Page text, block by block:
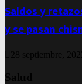
Saldos y
y se pasan
28 septiembre, 2022
Salud